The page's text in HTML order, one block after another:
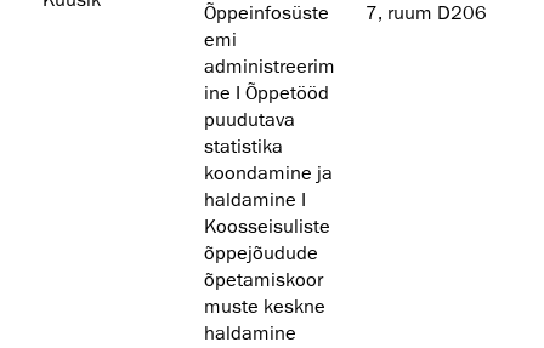
Õppeinfosüste
emi
administreerim
ine I Õppetööd
puudutava
statistika
koondamine ja
haldamine I
Koosseisuliste
õppejõudude
õpetamiskoor
muste keskne
haldamine
7, ruum D206